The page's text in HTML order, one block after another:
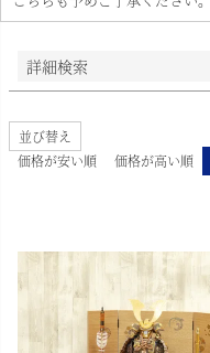
詳細検索
レビュー順
並び替え
価格が安い順
価格が高い順